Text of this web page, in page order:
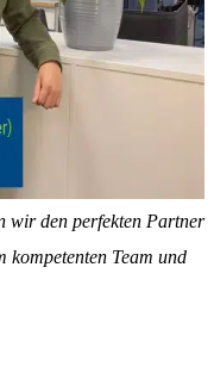
wir den perfekten Partner
kompetenten Team und